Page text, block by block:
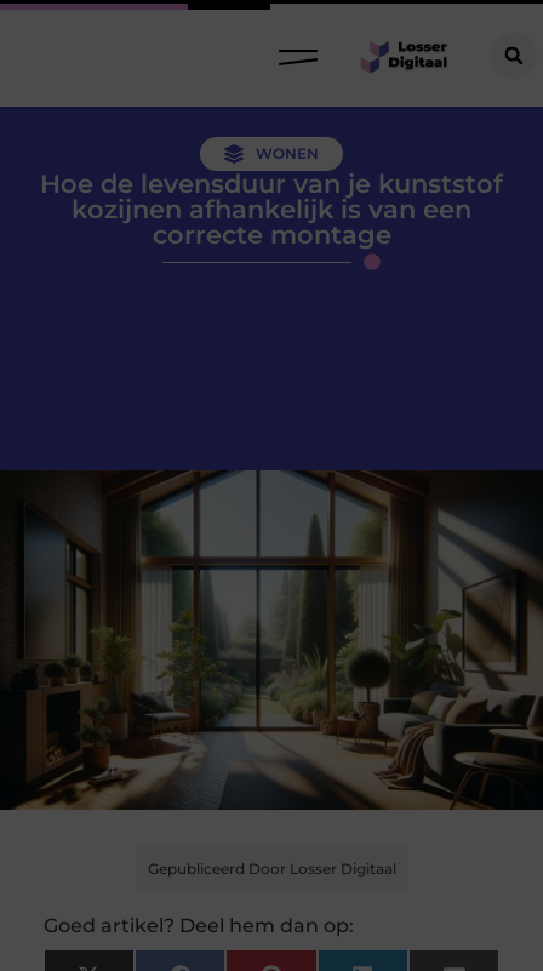
WONEN
Hoe de levensduur van je kunststof
kozijnen afhankelijk is van een
correcte montage
Gepubliceerd Door Losser Digitaal
Goed artikel? Deel hem dan op: